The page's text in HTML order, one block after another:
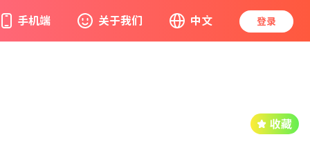
手机端 关于我们 中文 登录